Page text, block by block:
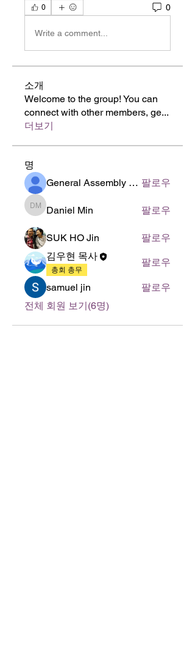
0 0
Write a comment...
소개
Welcome to the group! You can
connect with other members, ge...
더보기
명
General Assembly of World Presbyterian Church (GAWPC) 팔로우
Daniel Min
Daniel Min 팔로우
SUK HO Jin
팔로우
김우현 목사
총회 총무
팔로우
samuel jin
팔로우
전체 회원 보기(6명)